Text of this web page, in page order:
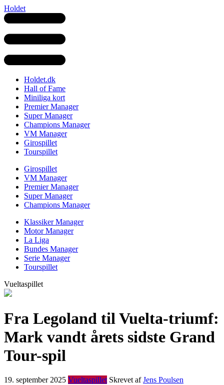
Holdet
Holdet.dk
Hall of Fame
Miniliga kort
Premier Manager
Super Manager
Champions Manager
VM Manager
Girospillet
Tourspillet
Girospillet
VM Manager
Premier Manager
Super Manager
Champions Manager
Klassiker Manager
Motor Manager
La Liga
Bundes Manager
Serie Manager
Tourspillet
Vueltaspillet
Fra Legoland til Vuelta-triumf:
Mark vandt årets sidste Grand
Tour-spil
19. september 2025 Vueltaspillet Skrevet afJens Poulsen